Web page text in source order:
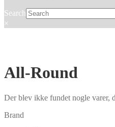
Search
×
All-Round
Der blev ikke fundet nogle varer,
Brand